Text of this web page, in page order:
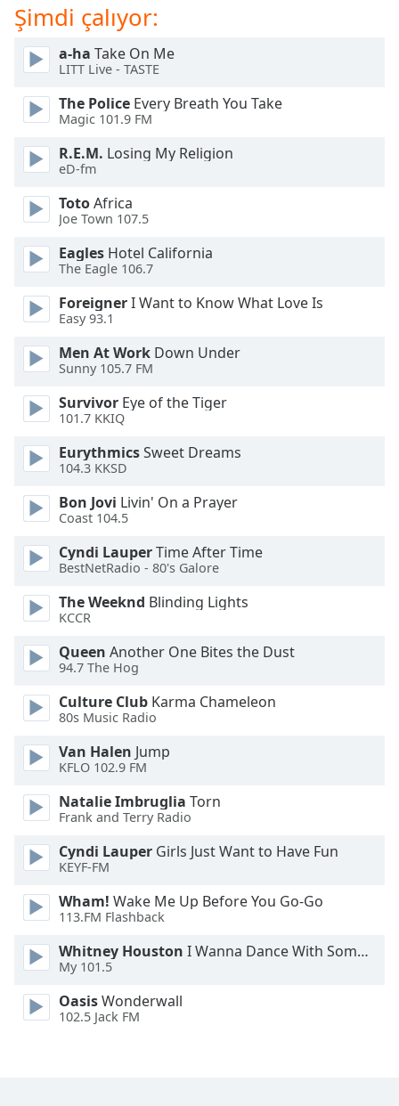
dialog
subtitles
off
selected
Audio
Track
Picture-
in-
Fullscreen
This
window.
Beginning
window.
Escape
cancel
close
window.
Color
Opacity
Background
Color
Opacity
Caption
Area
Color
Opacity
Font
Şimdi çalıyor:
a-ha Take On Me
LITT Live - TASTE
The Police Every Breath You Take
Magic 101.9 FM
R.E.M. Losing My Religion
eD-fm
TotoAfrica
Joe Town 107.5
Eagles Hotel California
The Eagle 106.7
ForeignerI Want to Know What Love Is
Easy 93.1
Men At Work Down Under
Sunny 105.7 FM
Survivor Eye of the Tiger
101.7 KKIQ
EurythmicsSweet Dreams
104.3 KKSD
Bon Jovi Livin' On a Prayer
Coast 104.5
Cyndi LauperTime After Time
BestNetRadio - 80's Galore
The Weeknd Blinding Lights
KCCR
Queen Another One Bites the Dust
94.7 The Hog
Culture Club Karma Chameleon
80s Music Radio
Van Halen Jump
KFLO 102.9 FM
Natalie Imbruglia Torn
Frank and Terry Radio
Cyndi Lauper Girls Just Want to Have Fun
KEYF-FM
Wham! Wake Me Up Before You Go-Go
113.FM Flashback
Whitney Houston I Wanna Dance With Somebody
My 101.5
OasisWonderwall
102.5 Jack FM